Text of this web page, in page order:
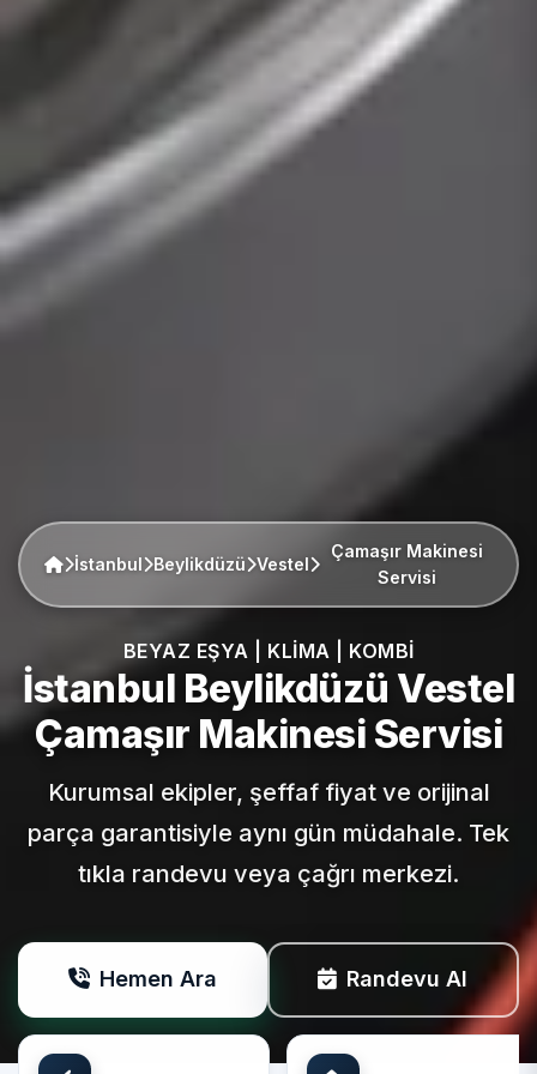
İstanbul Beylikdüzü Vestel
Çamaşır Makinesi
Servisi
BEYAZ EŞYA | KLIMA | KOMBI
İstanbul Beylikdüzü Vestel
Çamaşır Makinesi Servisi
Kurumsal ekipler, şeffaf fiyat ve orijinal
parça garantisiyle aynı gün müdahale. Tek
tıkla randevu veya çağrı merkezi.
Hemen Ara Randevu Al